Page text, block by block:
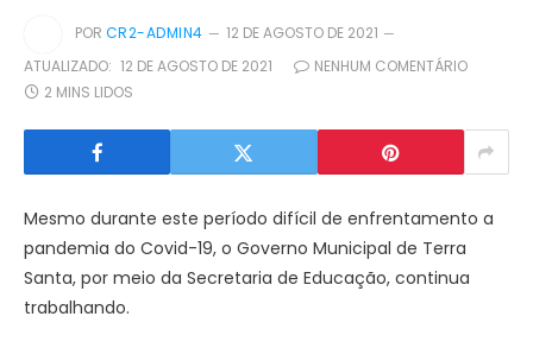
POR CR2-ADMIN4
12 DE AGOSTO DE 2021
ATUALIZADO: 12 DE AGOSTO DE 2021
NENHUM COMENTÁRIO
2 MINS LIDOS
Mesmo durante este período difícil de enfrentamento a
pandemia do Covid-19, o Governo Municipal de Terra
Santa, por meio da Secretaria de Educação, continua
trabalhando.